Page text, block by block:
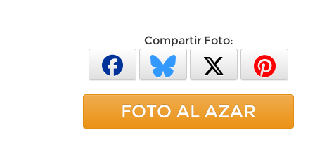
Compartir Foto:
FOTO AL AZAR